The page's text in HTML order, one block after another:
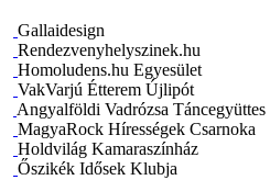
Gallaidesign
Rendezvenyhelyszinek.hu
Homoludens.hu Egyesület
VakVarjú Étterem Újlipót
Angyalföldi Vadrózsa Táncegyüttes
MagyaRock Hírességek Csarnoka
Holdvilág Kamaraszínház
Őszikék Idősek Klubja